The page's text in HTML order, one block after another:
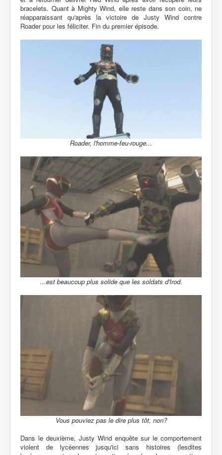
bracelets. Quant à Mighty Wind, elle reste dans son coin, ne
réapparaissant qu'après la victoire de Justy Wind contre
Roader pour les féliciter. Fin du premier épisode.
Roader, l'homme-feu-rouge...
...est beaucoup plus solide que les soldats d'Irod.
Vous pouviez pas le dire plus tôt, non?
Dans le deuxième, Justy Wind enquête sur le comportement
violent de lycéennes jusqu'ici sans histoires (lesdites